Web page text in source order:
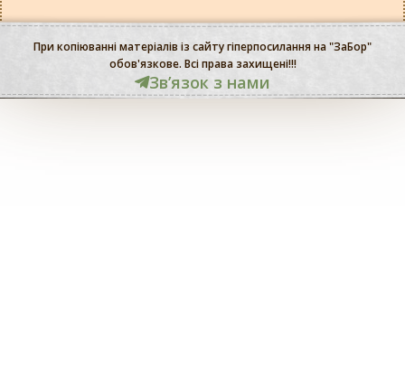
При копіюванні матеріалів із сайту гіперпосилання на "ЗаБор"
обов'язкове. Всі права захищені!!!
Звʼязок з нами